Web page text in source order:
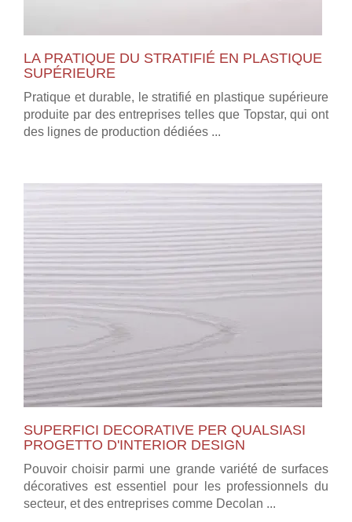
LA PRATIQUE DU STRATIFIÉ EN PLASTIQUE
SUPÉRIEURE
Pratique et durable, le stratifié en plastique supérieure
produite par des entreprises telles que Topstar, qui ont
des lignes de production dédiées ...
SUPERFICI DECORATIVE PER QUALSIASI
PROGETTO D'INTERIOR DESIGN
Pouvoir choisir parmi une grande variété de surfaces
décoratives est essentiel pour les professionnels du
secteur, et des entreprises comme Decolan ...